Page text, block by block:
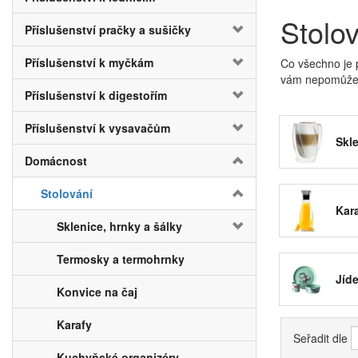
Příslušenství pračky a sušičky
Příslušenství k myčkám
Příslušenství k digestořím
Příslušenství k vysavačům
Domácnost
Stolování
Sklenice, hrnky a šálky
Termosky a termohrnky
Konvice na čaj
Karafy
Co všechno je
vám
keramických
vlastnostmi.
nápoj teplý
Mnohem
například pro
Pro přípravu
naší nabídce
Termohrnky
domácí
Seřadit dle